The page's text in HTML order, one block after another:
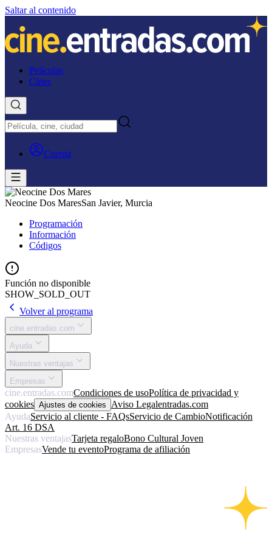
Saltar al contenido
Películas
Cines
Cuenta
Neocine Dos MaresSan Javier, Murcia
Programación
Información
Códigos
Función no disponible
SHOW_SOLD_OUT
Volver al programa
cine.entradas.com
Ayuda
Nuestras ventajas
Empresas
cine.entradas.comCondiciones de usoPolítica de privacidad y
cookies Ajustes de cookies Aviso Legalentradas.com
AyudaServicio al cliente - FAQsServicio de CambioNotificación
Art. 16 DSA
Nuestras ventajasTarjeta regaloBono Cultural Joven
EmpresasVende tu eventoPrograma de afiliación